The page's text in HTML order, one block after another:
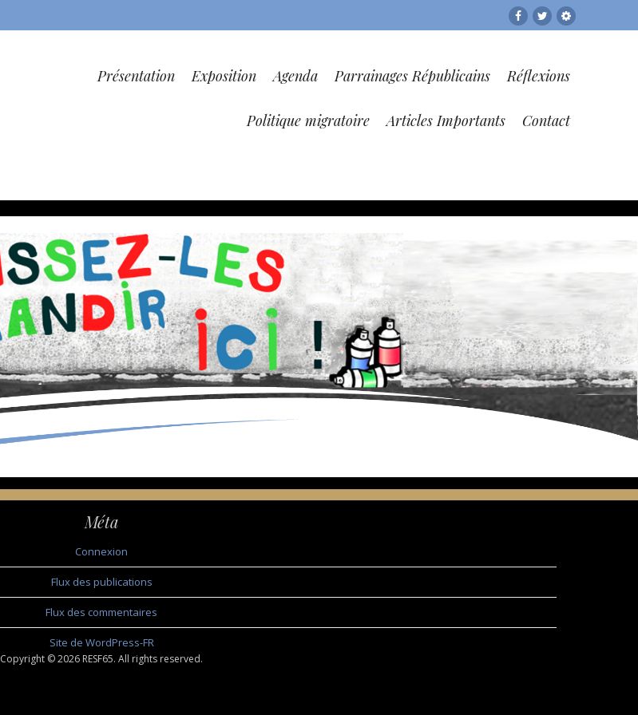
Facebook
TwitterRESF
Présentation Exposition Agenda Parrainages Républicains Réflexions
Politique migratoire Articles Importants Contact
Méta
Connexion
Flux des publications
Flux des commentaires
Site de WordPress-FR
Copyright © 2026 RESF65. All rights reserved.